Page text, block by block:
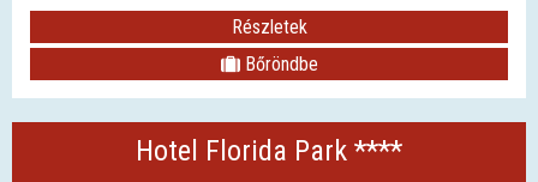
Részletek
Bőröndbe
Hotel Florida Park ****